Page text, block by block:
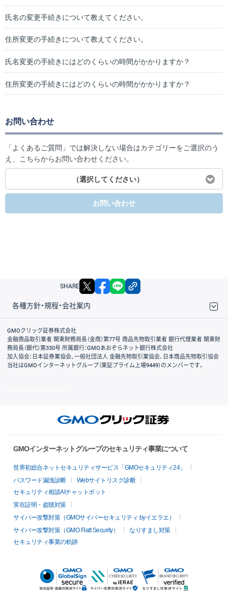
氏名の変更手続きについて教えてください。
住所変更の手続きについて教えてください。
氏名変更の手続きにはどのくらいの時間がかかりますか？
住所変更の手続きにはどのくらいの時間がかかりますか？
お問い合わせ
「よくあるご質問」では解決しない場合はカテゴリーをご選択のう
え、こちらからお問い合わせください。
（選択してください）
お問い合わせ
SHARE X facebook
各種方針・規程・会社案内
取引規程・約款
サイトマップ
その他のご案内
個人情報保護方針
最良執行方針
サイトのご利用について
ディスクレイマー
信託保全
リスク説明
会社案内
GMOクリック証券株式会社
金融商品取引業者 関東財務局長（金商）第77号 商品先物取引業者 銀行代理業者 関東財
務局長（銀代）第330号 所属銀行：GMOあおぞらネット銀行株式会社
加入協会：日本証券業協会、一般社団法人 金融先物取引業協会、日本商品先物取引協会
当社はGMOインターネットグループ（東証プライム上場9449）のメンバーです。
GMOインターネットグループのセキュリティ事業について
世界初総合ネットセキュリティサービス「GMOセキュリティ24」
パスワード漏洩診断
Webサイトリスク診断
セキュリティ相談AIチャットボット
実在証明・盗聴対策
サイバー攻撃対策（GMOサイバーセキュリティ byイエラエ）
サイバー攻撃対策（GMO Flatt Security）
なりすまし対策
セキュリティ事業の軌跡